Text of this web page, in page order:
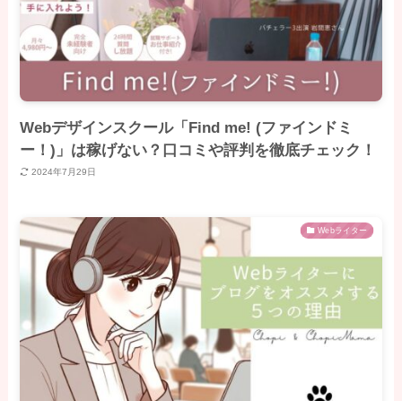
Webデザインスクール「Find me! (ファインドミ
ー！)」は稼げない？口コミや評判を徹底チェック！
2024年7月29日
Webライター